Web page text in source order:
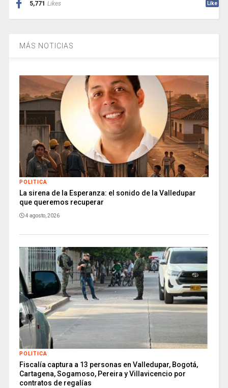
5,771 Likes Like
MÁS NOTICIAS
POLITICA
La sirena de la Esperanza: el sonido de la Valledupar
que queremos recuperar
4 agosto, 2026
POLITICA
Fiscalía captura a 13 personas en Valledupar, Bogotá,
Cartagena, Sogamoso, Pereira y Villavicencio por
contratos de regalías